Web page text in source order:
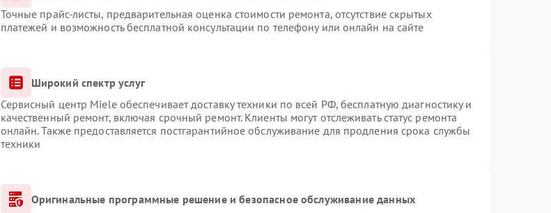
Точные прайс-листы, предварительная оценка стоимости ремонта, отсутствие скрытых
платежей и возможность бесплатной консультации по телефону или онлайн на сайте
Широкий спектр услуг
Сервисный центр Miele обеспечивает доставку техники по всей РФ, бесплатную диагностику и
качественный ремонт, включая срочный ремонт. Клиенты могут отслеживать статус ремонта
онлайн. Также предоставляется постгарантийное обслуживание для продления срока службы
техники
Оригинальные программные решение и безопасное обслуживание данных